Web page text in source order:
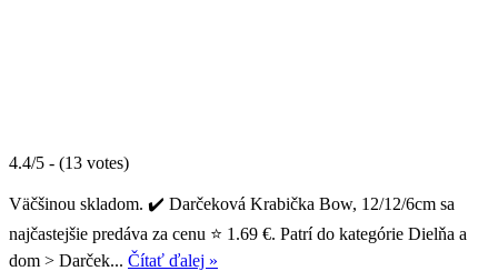
4.4/5 - (13 votes)
Väčšinou skladom. ✔️ Darčeková Krabička Bow, 12/12/6cm sa
najčastejšie predáva za cenu ⭐ 1.69 €. Patrí do kategórie Dielňa a
dom > Darček... Čítať ďalej »